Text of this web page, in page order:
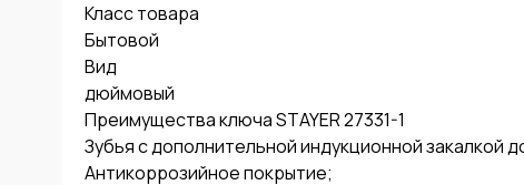
Класс товара
Бытовой
Вид
дюймовый
Преимущества ключа STAYER 27331-1
Зубья с дополнительной индукционной закалкой
Антикоррозийное покрытие;